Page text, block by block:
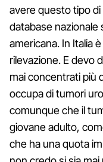
avere questo tipo di
database nazionale
americana. In Italia
rilevazione. E devo
mai concentrati più
occupa di tumori
comunque che il
giovane adulto,
che ha una quota